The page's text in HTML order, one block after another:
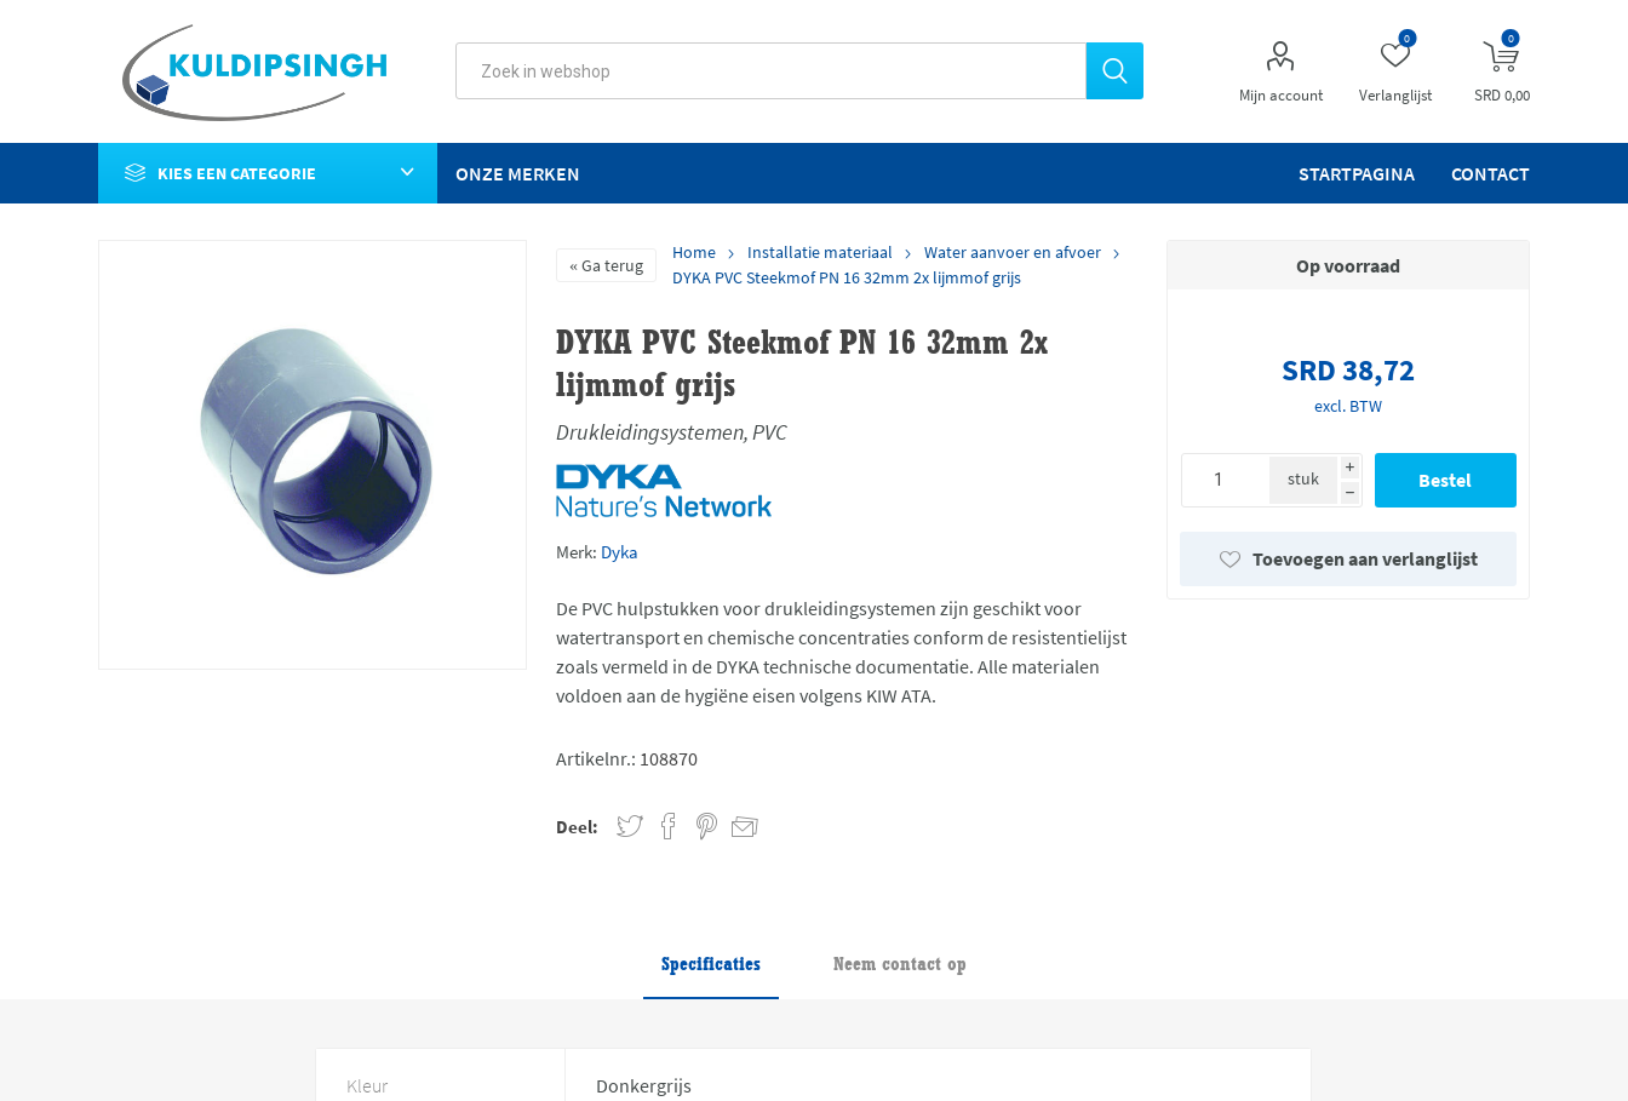
Mijn account Verlanglijst
0 0
SRD 0,00
KIES EEN CATEGORIE STARTPAGINA CONTACT
ONZE MERKEN
Ga terug
Home Installatie materiaal
Water aanvoer en afvoer
DYKA PVC Steekmof PN 16 32mm 2x lijmmof grijs
DYKA PVC Steekmof PN 16 32mm 2x
lijmmof grijs
Drukleidingsystemen, PVC
Merk: Dyka
De PVC hulpstukken voor drukleidingsystemen zijn geschikt voor
watertransport en chemische concentraties conform de resistentielijst
zoals vermeld in de DYKA technische documentatie. Alle materialen
voldoen aan de hygiëne eisen volgens KIW ATA.
Artikelnr.: 108870
Deel:
Op voorraad
SRD 38,72
excl. BTW
i
h
stuk
Toevoegen aan verlanglijst
Specificaties Neem contact op
Kleur Donkergrijs